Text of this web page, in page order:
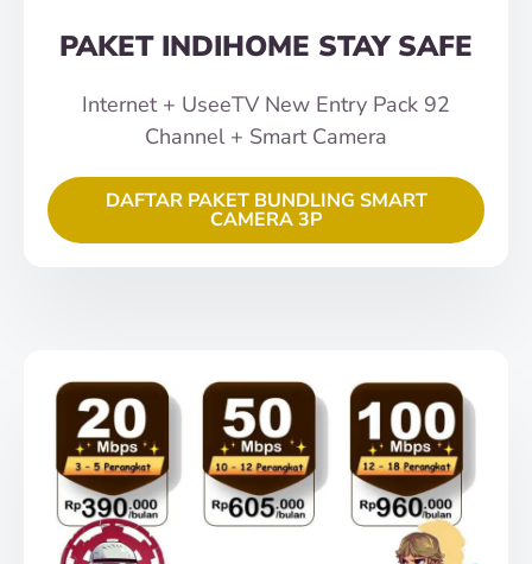
PAKET INDIHOME STAY SAFE
Internet + UseeTV New Entry Pack 92
Channel + Smart Camera
DAFTAR PAKET BUNDLING SMART
CAMERA 3P